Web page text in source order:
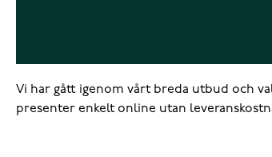
Vi har gått igenom vårt breda utbud och
presenter enkelt online utan